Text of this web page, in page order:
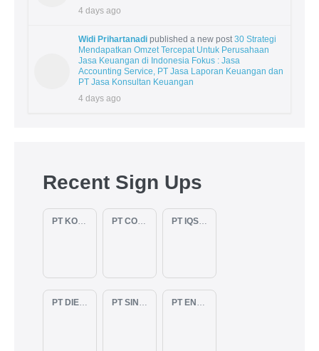
4 days ago
Widi Prihartanadi published a new post30 Strategi
Mendapatkan Omzet Tercepat Untuk Perusahaan
Jasa Keuangan di Indonesia Fokus : Jasa
Accounting Service, PT Jasa Laporan Keuangan dan
PT Jasa Konsultan Keuangan
4 days ago
Recent Sign Ups